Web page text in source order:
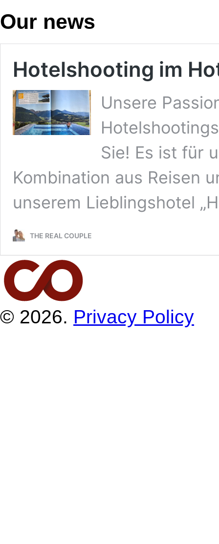
Our news
Hotelshooting im
Unsere
Sie! Es ist für
Kombination aus Reisen
unserem Lieblingshotel
THE REAL COUPLE
© 2026. Privacy Policy